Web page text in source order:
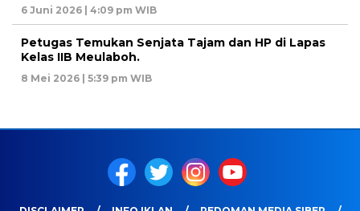
6 Juni 2026 | 4:09 pm WIB
Petugas Temukan Senjata Tajam dan HP di Lapas
Kelas IIB Meulaboh.
8 Mei 2026 | 5:39 pm WIB